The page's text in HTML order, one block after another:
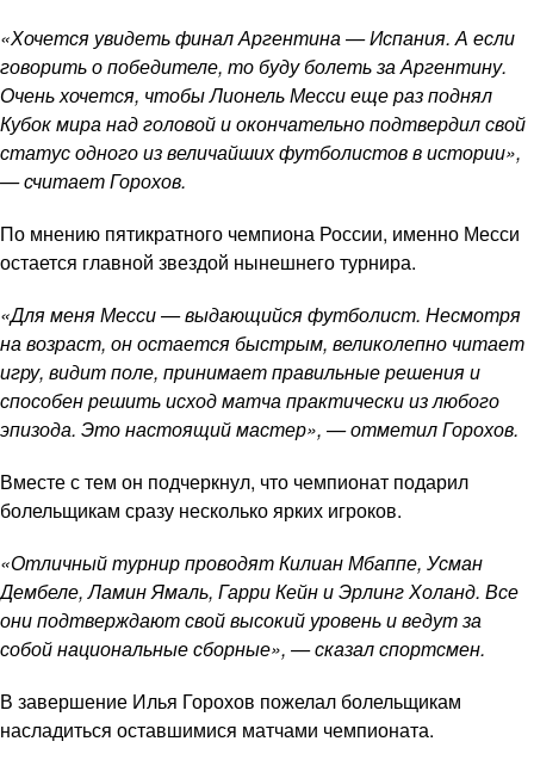
«Хочется увидеть финал Аргентина — Испания. А если
говорить о победителе, то буду болеть за Аргентину.
Очень хочется, чтобы Лионель Месси еще раз поднял
Кубок мира над головой и окончательно подтвердил свой
статус одного из величайших футболистов в истории»,
— считает Горохов.
По мнению пятикратного чемпиона России, именно Месси
остается главной звездой нынешнего турнира.
«Для меня Месси — выдающийся футболист. Несмотря
на возраст, он остается быстрым, великолепно читает
игру, видит поле, принимает правильные решения и
способен решить исход матча практически из любого
эпизода. Это настоящий мастер», — отметил Горохов.
Вместе с тем он подчеркнул, что чемпионат подарил
болельщикам сразу несколько ярких игроков.
«Отличный турнир проводят Килиан Мбаппе, Усман
Дембеле, Ламин Ямаль, Гарри Кейн и Эрлинг Холанд. Все
они подтверждают свой высокий уровень и ведут за
собой национальные сборные», — сказал спортсмен.
В завершение Илья Горохов пожелал болельщикам
насладиться оставшимися матчами чемпионата.